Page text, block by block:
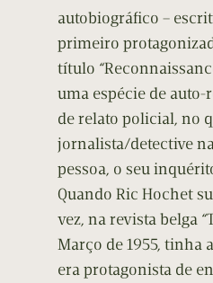
autobiográfico –
primeiro
título
uma espécie de
de relato policial, no
jornalista/detective
pessoa, o seu
Quando Ric Hochet
vez, na revista belga
Março de 1955, tinha
era protagonista de